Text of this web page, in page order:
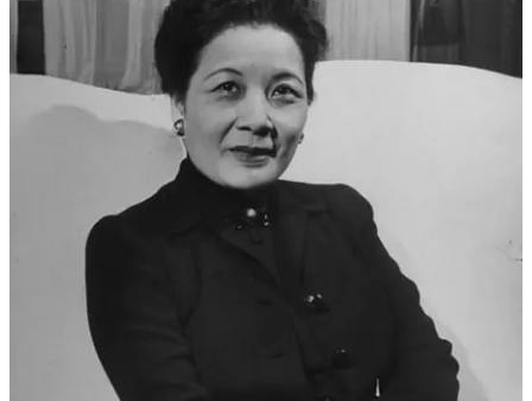
หมอตกใจ คิดว่าทารก 9 เดือน มีเนื้องอกในช่องปาก พอรู้ว่าคือ
อะไร แม่ช็อกหนัก!
หมักเนื้อวัวอย่าใส่เกลือ ใช้ "เครื่องปรุงนี้" แทน เนื้อนุ่ม ฉ่ำ ไม่
แห้ง ไม่เหนียว
07/08/2026 00:59